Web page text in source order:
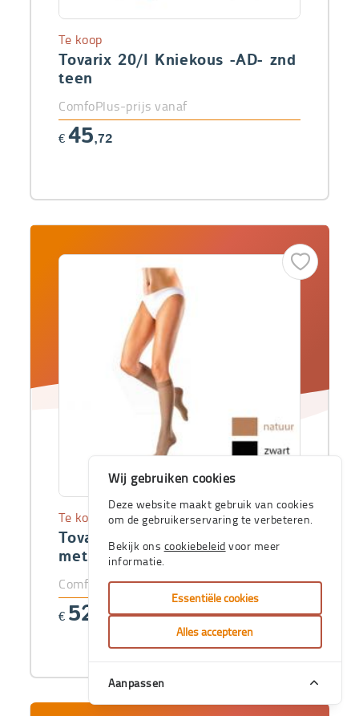
Tovarix 20/I Kniekous -AD- znd
teen
Te koop
ComfoPlus-prijs vanaf
€ 45,72
Tovarix 20/II Kniekous -AD-
met teen
Te koop
ComfoPlus-prijs vanaf
€ 52 ,56
Wij gebruiken cookies
Deze website maakt gebruik van cookies
om de gebruikerservaring te verbeteren.
Bekijk ons cookiebeleid voor meer
informatie.
Essentiële cookies
Alles accepteren
Aanpassen